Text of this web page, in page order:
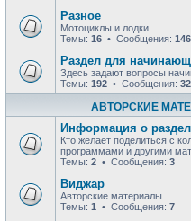
Разное
Мотоциклы и лодки
Темы: 16 • Сообщения: 146
Раздел для
Здесь задают вопросы
Темы: 192 • Сообщения:
АВТОРСКИЕ
Информация о
Кто желает поделиться с
программами и другими
Темы: 2 • Сообщения: 3
Виджар
Авторские материалы
Темы: 1 • Сообщения: 7